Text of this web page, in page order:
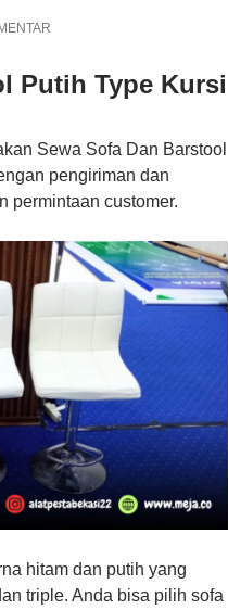
Putih Type Kursi
Sewa Sofa Dan Barstool
pengiriman dan
permintaan customer.
hitam dan putih yang
triple. Anda bisa pilih sofa